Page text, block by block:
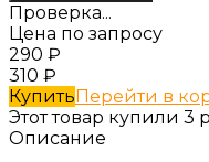
Проверка...
Цена по запросу
290 ₽
310 ₽
КупитьПерейти в
Этот товар купили 3
Описание